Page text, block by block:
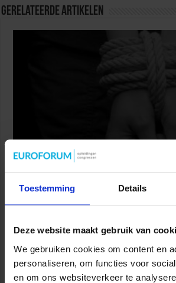
Toestemming Details
Deze website maakt gebruik van
We gebruiken cookies om content en
personaliseren, om functies voor
en om ons websiteverkeer te
Gerelateerde Artikelen
8 augustus 2026